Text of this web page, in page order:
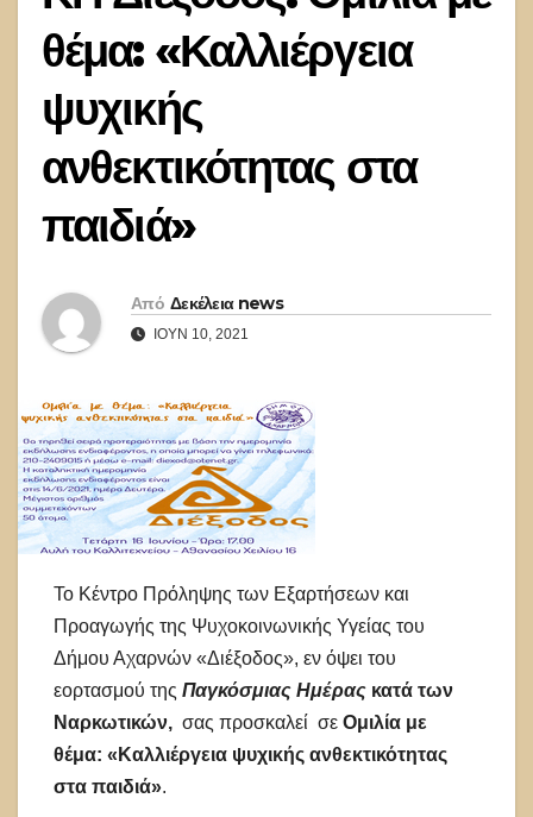
θέμα: «Καλλιέργεια
ψυχικής
ανθεκτικότητας στα
παιδιά»
Από Δεκέλεια news
ΙΟΎΝ 10, 2021
Το Κέντρο Πρόληψης των Εξαρτήσεων και
Προαγωγής της Ψυχοκοινωνικής Υγείας του
Δήμου Αχαρνών «Διέξοδος», εν όψει του
εορτασμού της Παγκόσμιας Ημέρας κατά των
Ναρκωτικών, σας προσκαλεί σε Ομιλία με
θέμα: «Καλλιέργεια ψυχικής ανθεκτικότητας
στα παιδιά».